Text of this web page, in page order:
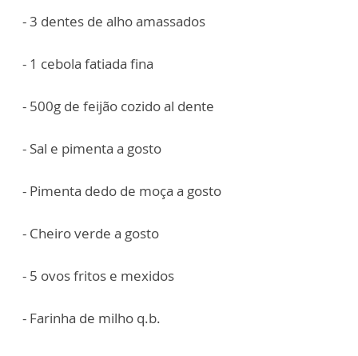
- 3 dentes de alho amassados
- 1 cebola fatiada fina
- 500g de feijão cozido al dente
- Sal e pimenta a gosto
- Pimenta dedo de moça a gosto
- Cheiro verde a gosto
- 5 ovos fritos e mexidos
- Farinha de milho q.b.